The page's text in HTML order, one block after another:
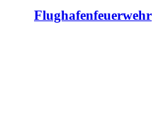
Flughafenfeuerwehr